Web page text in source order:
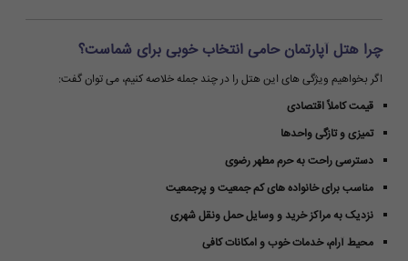
چرا هتل آپارتمان حامی انتخاب خوبی برای شماست؟
اگر بخواهیم ویژگی های این هتل را در چند جمله خلاصه کنیم، می توان گفت:
قیمت کاملاً اقتصادی
تمیزی و تازگی واحدها
دسترسی راحت به حرم مطهر رضوی
مناسب برای خانواده های کم جمعیت و پرجمعیت
نزدیک به مراکز خرید و وسایل حمل ونقل شهری
محیط آرام، خدمات خوب و امکانات کافی